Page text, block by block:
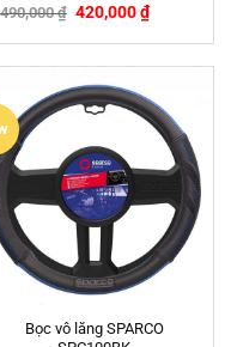
490,000₫ 420,000₫
Bọc vô lăng SPARCO